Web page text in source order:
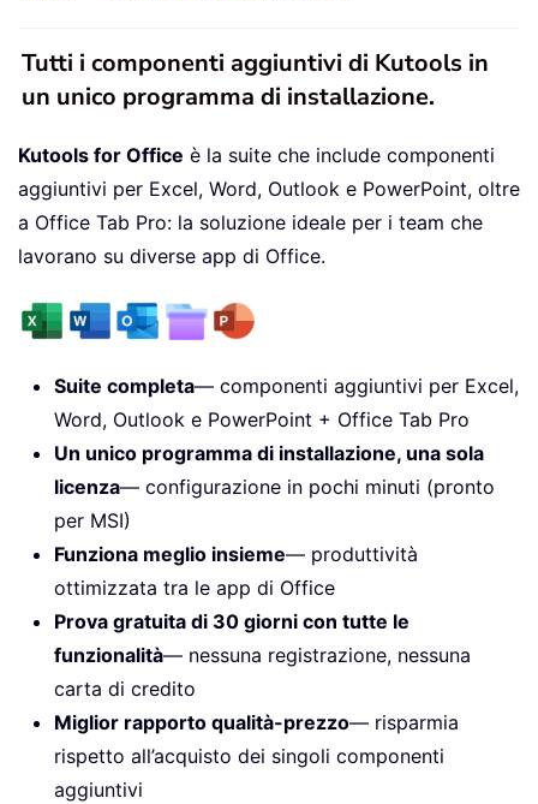
Tutti i componenti aggiuntivi di Kutools in
un unico programma di installazione.
Kutools for Office è la suite che include componenti
aggiuntivi per Excel, Word, Outlook e PowerPoint, oltre
a Office Tab Pro: la soluzione ideale per i team che
lavorano su diverse app di Office.
Suite completa— componenti aggiuntivi per Excel,
Word, Outlook e PowerPoint + Office Tab Pro
Un unico programma di installazione, una sola
licenza— configurazione in pochi minuti (pronto
per MSI)
Funziona meglio insieme— produttività
ottimizzata tra le app di Office
Prova gratuita di 30 giorni con tutte le
funzionalità— nessuna registrazione, nessuna
carta di credito
Miglior rapporto qualità-prezzo— risparmia
rispetto all’acquisto dei singoli componenti
aggiuntivi